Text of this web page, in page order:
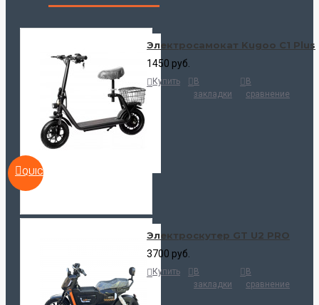
QUICKVIEW
Электросамокат Kugoo C1 Plus
1450 руб.
Купить
В
закладки
В
сравнение
Электроскутер GT U2 PRO
3700 руб.
Купить
В
закладки
В
сравнение